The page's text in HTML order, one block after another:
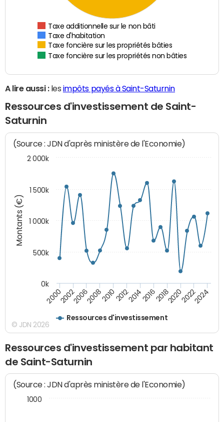
Taxe additionnelle sur le non bâti
Taxe d'habitation
Taxe foncière sur les propriétés bâties
Taxe foncière sur les propriétés non bâties
A lire aussi :les impôts payés à Saint-Saturnin
Ressources d'investissement de Saint-
Saturnin
Montants (€)
(Source : JDN d'après ministère de l'Economie)
Ressources d'investissement
200020022006200820102012201420162018202020222024
0k
500k
1 000k
1 500k
2 000k
© JDN 2026
Ressources d'investissement par habitant
de Saint-Saturnin
(Source : JDN d'après ministère de l'Economie)
1000